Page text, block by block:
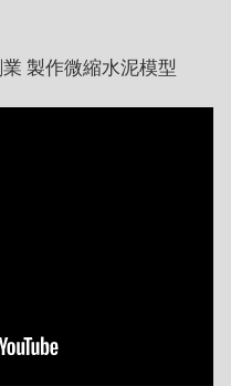
製作微縮水泥模型